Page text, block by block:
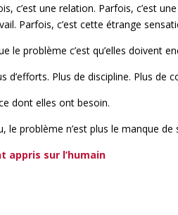
c’est une relation. Parfois, c’est
Parfois, c’est cette étrange
le problème c’est qu’elles doivent
d’efforts. Plus de discipline. Plus de
dont elles ont besoin.
le problème n’est plus le manque
appris sur l’humain